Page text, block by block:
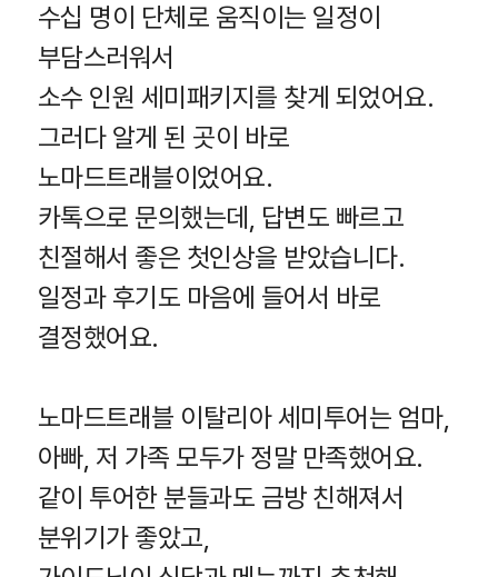
수십 명이 단체로 움직이는 일정이
부담스러워서
소수 인원 세미패키지를 찾게 되었어요.
그러다 알게 된 곳이 바로
노마드트래블이었어요.
카톡으로 문의했는데, 답변도 빠르고
친절해서 좋은 첫인상을 받았습니다.
일정과 후기도 마음에 들어서 바로
결정했어요.
노마드트래블 이탈리아 세미투어는 엄마,
아빠, 저 가족 모두가 정말 만족했어요.
같이 투어한 분들과도 금방 친해져서
분위기가 좋았고,